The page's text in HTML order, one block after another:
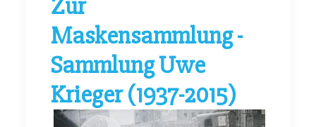
Zur
Maskensammlung -
Sammlung Uwe
Krieger (1937-2015)